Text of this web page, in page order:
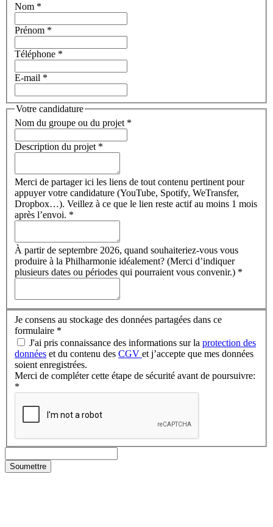
Nom *
Prénom *
Téléphone *
E-mail *
Votre candidature
Nom du groupe ou du projet *
Description du projet *
Merci de partager ici les liens de tout contenu pertinent pour
appuyer votre candidature (YouTube, Spotify, WeTransfer,
Dropbox…). Veillez à ce que le lien reste actif au moins 1 mois
après l’envoi. *
À partir de septembre 2026, quand souhaiteriez-vous vous
produire à la Philharmonie idéalement? (Merci d’indiquer
plusieurs dates ou périodes qui pourraient vous convenir.) *
Je consens au stockage des données partagées dans ce
formulaire *
J'ai pris connaissance des informations sur la protection des
données et du contenu des CGV et j’accepte que mes données
soient enregistrées.
Merci de compléter cette étape de sécurité avant de poursuivre:
*